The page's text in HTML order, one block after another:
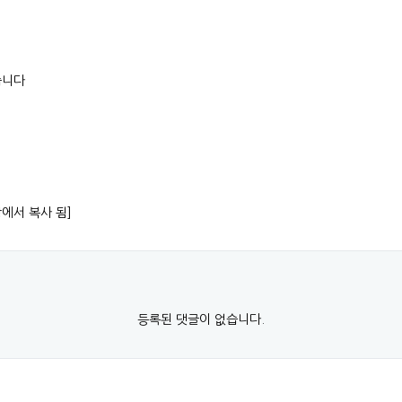
다
서 복사 됨]
등록된 댓글이 없습니다.